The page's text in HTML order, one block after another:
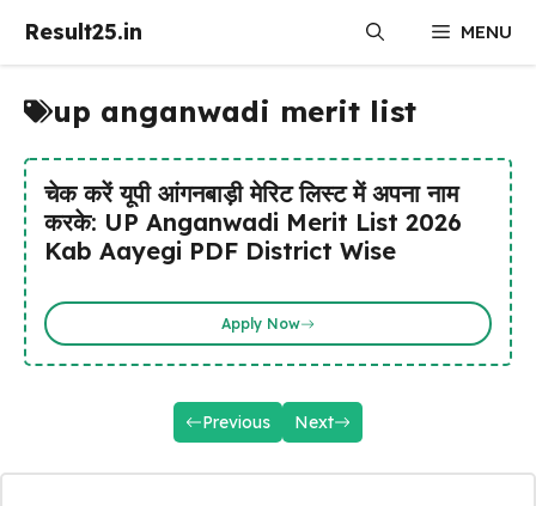
Result25.in MENU
up anganwadi merit list
चेक करें यूपी आंगनबाड़ी मेरिट लिस्ट में अपना नाम
करके: UP Anganwadi Merit List 2026
Kab Aayegi PDF District Wise
Apply Now
Previous Next